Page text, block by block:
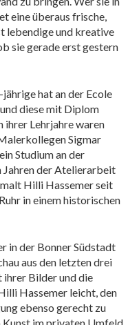
eine überaus frische,
lebendige und kreative
sie gerade erst gestern
hat an der Ecole
diese mit Diplom
ihrer Lehrjahre waren
Sigmar
Studium an der
Jahren der Atelierarbeit
Hilli Hassemer seit
in einem historischen
in der Bonner Südstadt
aus den letzten drei
ihrer Bilder und die
Hassemer leicht, den
ebenso gerecht zu